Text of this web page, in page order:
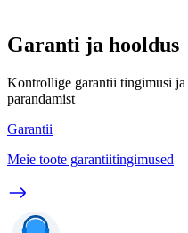
Garanti ja hooldus
Kontrollige garantii tingimusi ja
parandamist
Garantii
Meie toote garantiitingimused